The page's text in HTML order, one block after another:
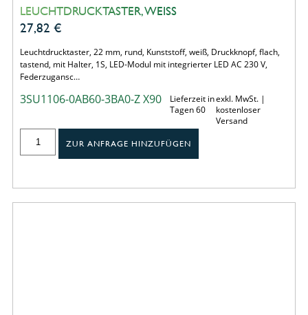
LEUCHTDRUCKTASTER, WEISS
27,82 €
Leuchtdrucktaster, 22 mm, rund, Kunststoff, weiß, Druckknopf, flach,
tastend, mit Halter, 1S, LED-Modul mit integrierter LED AC 230 V,
Federzugansc…
3SU1106-0AB60-3BA0-Z X90
Lieferzeit in
Tagen 60
exkl. MwSt. |
kostenloser
Versand
ZUR ANFRAGE HINZUFÜGEN